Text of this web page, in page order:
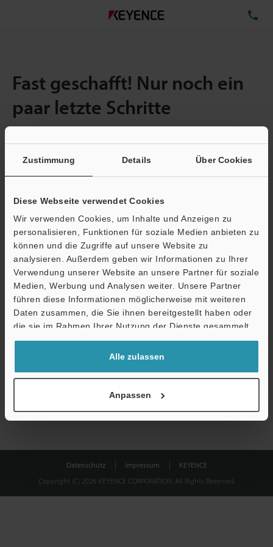
Zustimmung Details Über Cookies
Diese Webseite verwendet Cookies
Wir verwenden Cookies, um Inhalte und Anzeigen zu
personalisieren, Funktionen für soziale Medien anbieten zu
können und die Zugriffe auf unsere Website zu
analysieren. Außerdem geben wir Informationen zu Ihrer
Verwendung unserer Website an unsere Partner für soziale
Medien, Werbung und Analysen weiter. Unsere Partner
führen diese Informationen möglicherweise mit weiteren
Daten zusammen, die Sie ihnen bereitgestellt haben oder
die sie im Rahmen Ihrer Nutzung der Dienste gesammelt
haben.
Alle zulassen
Anpassen
Fast geschafft! Nur noch ein
paar letzte Schritte
E-Mail-Adresse (erforderlich)
Download
Datenschutz ist uns wichtig - Ihre Daten werden niemals
Datenschutz
Datenschutz Impressum
KEYENCE
Copyright (C) 2026 KEYENCE CORPORATION. All Rights Reserved.